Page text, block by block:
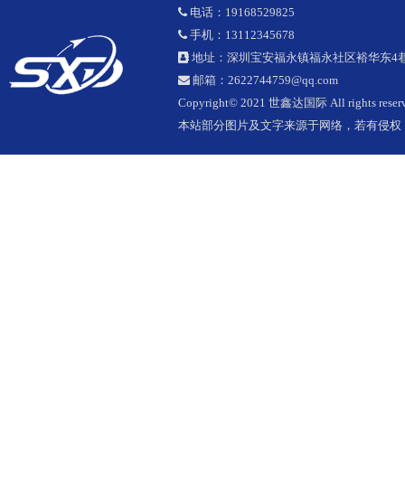
电话：19168529825
手机：13112345678
地址：深圳宝安福永镇福永社区裕华东4
邮箱：2622744759@qq.com
Copyright© 2021 世鑫达国际 All rights
本站部分图片及文字来源于网络，若有侵